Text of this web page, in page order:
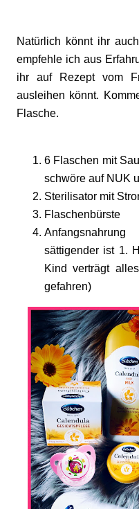
Natürlich könnt ihr
empfehle ich aus
ihr auf Rezept vom
ausleihen könnt.
Flasche.
6 Flaschen mit
schwöre auf NUK
Sterilisator mit
Flaschenbürste
sättigender ist 1.
Kind verträgt
gefahren)